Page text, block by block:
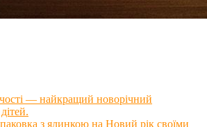
— найкращий новорічний
з ялинкою на Новий рік своїми